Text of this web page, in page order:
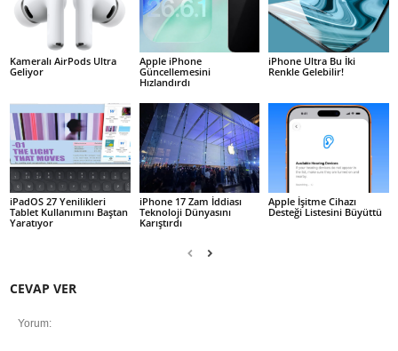
Kameralı AirPods Ultra
Geliyor
Apple iPhone
Güncellemesini
Hızlandırdı
iPhone Ultra Bu İki
Renkle Gelebilir!
iPadOS 27 Yenilikleri
Tablet Kullanımını Baştan
Yaratıyor
iPhone 17 Zam İddiası
Teknoloji Dünyasını
Karıştırdı
Apple İşitme Cihazı
Desteği Listesini Büyüttü
CEVAP VER